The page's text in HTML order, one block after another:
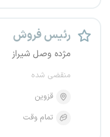
رئیس فروش
مژده وصل شیراز
منقضی شده
قزوین
تمام وقت